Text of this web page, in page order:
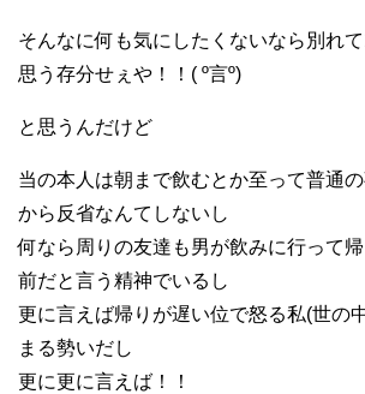
そんなに何も気にしたくないなら別れ
思う存分せぇや！！( º言º)
と思うんだけど
当の本人は朝まで飲むとか至って普通
から反省なんてしないし
何なら周りの友達も男が飲みに行って
前だと言う精神でいるし
更に言えば帰りが遅い位で怒る私(世の
まる勢いだし
更に更に言えば！！